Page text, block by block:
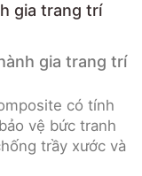
gia trang trí
gia trang trí
có tính
vệ bức tranh
trầy xước và